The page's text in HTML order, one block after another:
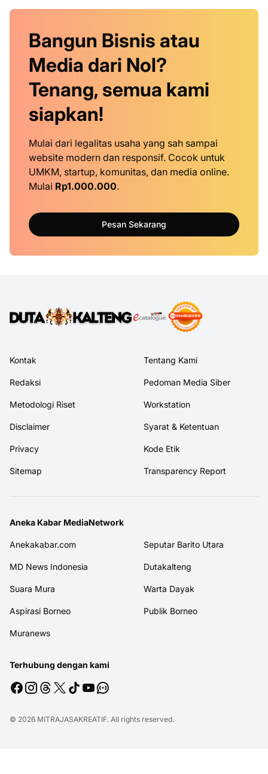
Bangun Bisnis atau
Media dari Nol?
Tenang, semua kami
siapkan!
Mulai dari legalitas usaha yang sah sampai
website modern dan responsif. Cocok untuk
UMKM, startup, komunitas, dan media online.
Mulai Rp1.000.000.
Pesan Sekarang
Kontak Tentang Kami
Redaksi Pedoman Media Siber
Metodologi Riset Workstation
Disclaimer Syarat & Ketentuan
Privacy Kode Etik
Sitemap Transparency Report
Aneka Kabar MediaNetwork
Anekakabar.com Seputar Barito Utara
MD News Indonesia Dutakalteng
Suara Mura Warta Dayak
Aspirasi Borneo Publik Borneo
Muranews
Terhubung dengan kami
© 2026 MITRAJASAKREATIF. All rights reserved.